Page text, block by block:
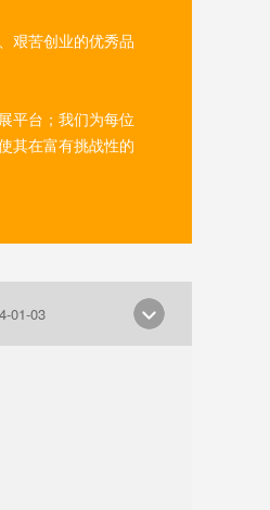
艰苦创业的优秀品
平台；我们为每位
其在富有挑战性的
01-03